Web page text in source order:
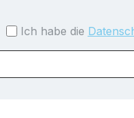
Ich habe die